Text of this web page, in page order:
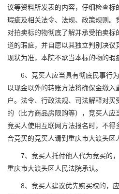
议等资料所发表的内容，仔细检查标
瑕疵及相关法令、法规、政策规则。
对拍卖标的物彻底了解并承受拍卖标
道的瑕疵，并自愿以其独立判别决议
现状为准，本院不承当本标的物的瑕
6、竞买人应当具有彻底民事行为
以现金以外的转账方法将确保金缴入
户。法令、行政法规、司法解释对买
的（比方商品房限购等），竞买人应
竞买人使用互联网方法报名时，不得
合竞买的竞买人请到重庆市大渡头区
7、竞买人托付他人代为竞买的，
重庆市大渡头区人民法院承认。
8、竞买人建议优先购买权的，应